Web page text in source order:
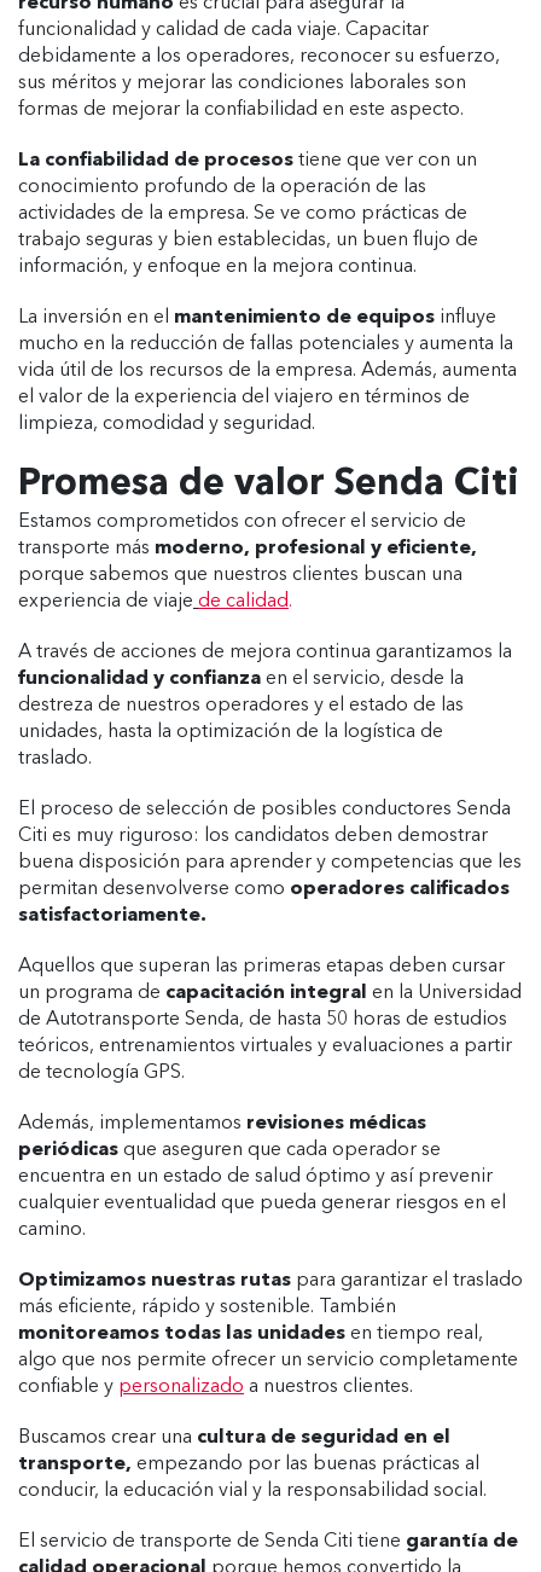
funcionalidad y calidad de cada viaje. Capacitar
debidamente a los operadores, reconocer su esfuerzo,
sus méritos y mejorar las condiciones laborales son
formas de mejorar la confiabilidad en este aspecto.
La confiabilidad de procesos tiene que ver con un
conocimiento profundo de la operación de las
actividades de la empresa. Se ve como prácticas de
trabajo seguras y bien establecidas, un buen flujo de
información, y enfoque en la mejora continua.
La inversión en el mantenimiento de equipos influye
mucho en la reducción de fallas potenciales y aumenta la
vida útil de los recursos de la empresa. Además, aumenta
el valor de la experiencia del viajero en términos de
limpieza, comodidad y seguridad.
Promesa de valor Senda Citi
Estamos comprometidos con ofrecer el servicio de
transporte más moderno, profesional y eficiente,
porque sabemos que nuestros clientes buscan una
experiencia de viaje de calidad.
A través de acciones de mejora continua garantizamos la
funcionalidad y confianza en el servicio, desde la
destreza de nuestros operadores y el estado de las
unidades, hasta la optimización de la logística de
traslado.
El proceso de selección de posibles conductores Senda
Citi es muy riguroso: los candidatos deben demostrar
buena disposición para aprender y competencias que les
permitan desenvolverse como operadores calificados
satisfactoriamente.
Aquellos que superan las primeras etapas deben cursar
un programa de capacitación integral en la Universidad
de Autotransporte Senda, de hasta 50 horas de estudios
teóricos, entrenamientos virtuales y evaluaciones a partir
de tecnología GPS.
Además, implementamos revisiones médicas
periódicas que aseguren que cada operador se
encuentra en un estado de salud óptimo y así prevenir
cualquier eventualidad que pueda generar riesgos en el
camino.
Optimizamos nuestras rutas para garantizar el traslado
más eficiente, rápido y sostenible. También
monitoreamos todas las unidades en tiempo real,
algo que nos permite ofrecer un servicio completamente
confiable y personalizado a nuestros clientes.
Buscamos crear una cultura de seguridad en el
transporte, empezando por las buenas prácticas al
conducir, la educación vial y la responsabilidad social.
El servicio de transporte de Senda Citi tiene garantía de